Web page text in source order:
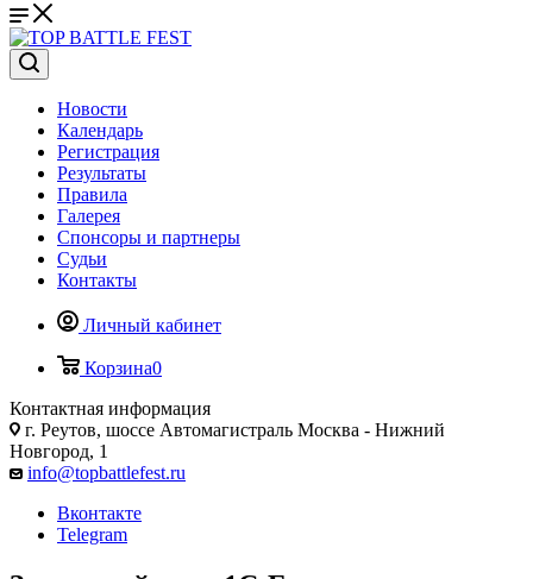
Новости
Календарь
Регистрация
Результаты
Правила
Галерея
Спонсоры и партнеры
Судьи
Контакты
Личный кабинет
Корзина0
Контактная информация
г. Реутов, шоссе Автомагистраль Москва - Нижний
Новгород, 1
info@topbattlefest.ru
Вконтакте
Telegram